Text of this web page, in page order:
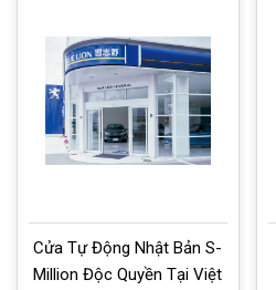
Cửa Tự Động Nhật Bản S-
Million Độc Quyền Tại Việt